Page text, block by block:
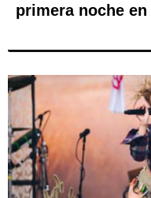
primera noche